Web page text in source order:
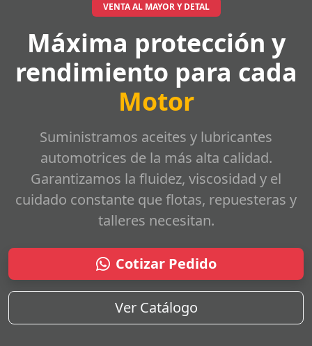
VENTA AL MAYOR Y DETAL
Máxima protección y
rendimiento para cada
Motor
Suministramos aceites y lubricantes
automotrices de la más alta calidad.
Garantizamos la fluidez, viscosidad y el
cuidado constante que flotas, repuesteras y
talleres necesitan.
Cotizar Pedido
Ver Catálogo